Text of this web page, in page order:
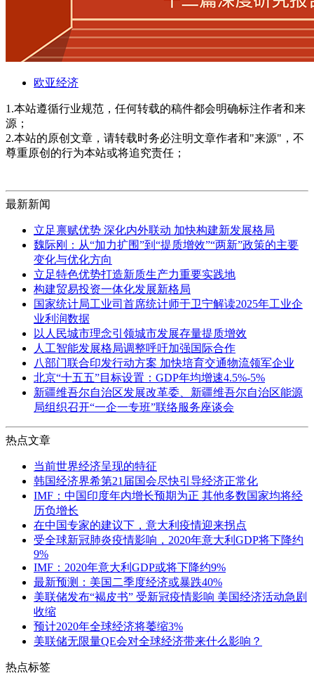
欧亚经济
1.本站遵循行业规范，任何转载的稿件都会明确标注作者和来
源；
2.本站的原创文章，请转载时务必注明文章作者和"来源"，不
尊重原创的行为本站或将追究责任；
最新新闻
立足禀赋优势 深化内外联动 加快构建新发展格局
魏际刚：从“加力扩围”到“提质增效”“两新”政策的主要
变化与优化方向
立足特色优势打造新质生产力重要实践地
构建贸易投资一体化发展新格局
国家统计局工业司首席统计师于卫宁解读2025年工业企
业利润数据
以人民城市理念引领城市发展存量提质增效
人工智能发展格局调整呼吁加强国际合作
八部门联合印发行动方案 加快培育交通物流领军企业
北京“十五五”目标设置：GDP年均增速4.5%-5%
新疆维吾尔自治区发展改革委、新疆维吾尔自治区能源
局组织召开“一企一专班”联络服务座谈会
热点文章
当前世界经济呈现的特征
韩国经济界希第21届国会尽快引导经济正常化
IMF：中国印度年内增长预期为正 其他多数国家均将经
历负增长
在中国专家的建议下，意大利疫情迎来拐点
受全球新冠肺炎疫情影响，2020年意大利GDP将下降约
9%
IMF：2020年意大利GDP或将下降约9%
最新预测：美国二季度经济或暴跌40%
美联储发布“褐皮书” 受新冠疫情影响 美国经济活动急剧
收缩
预计2020年全球经济将萎缩3%
美联储无限量QE会对全球经济带来什么影响？
热点标签